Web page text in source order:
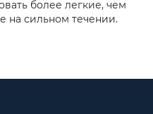
более легкие, чем
на сильном течении.